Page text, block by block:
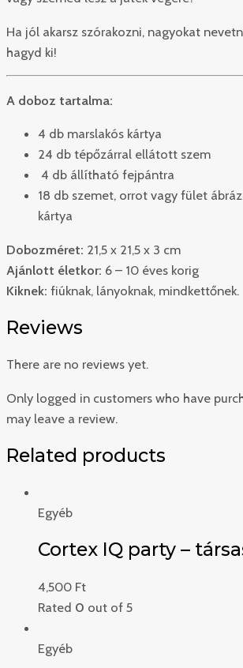
Ha jól akarsz szórakozni, nagyokat
hagyd ki!
A doboz tartalma:
4 db marslakós kártya
24 db tépőzárral ellátott szem
4 db állítható fejpántra
18 db szemet, orrot vagy fület
kártya
Dobozméret: 21,5 x 21,5 x 3 cm
Ajánlott életkor: 6 – 10 éves korig
Kiknek: fiúknak, lányoknak, mindkettőnek.
Reviews
There are no reviews yet.
Only logged in customers who have
may leave a review.
Related products
Egyéb
Cortex IQ party –
4,500 Ft
Rated 0 out of 5
Egyéb